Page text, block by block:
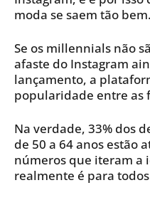
moda se saem tão bem.
Se os millennials não
afaste do Instagram
lançamento, a
popularidade entre as
Na verdade, 33% dos
de 50 a 64 anos estão
números que iteram a
realmente é para